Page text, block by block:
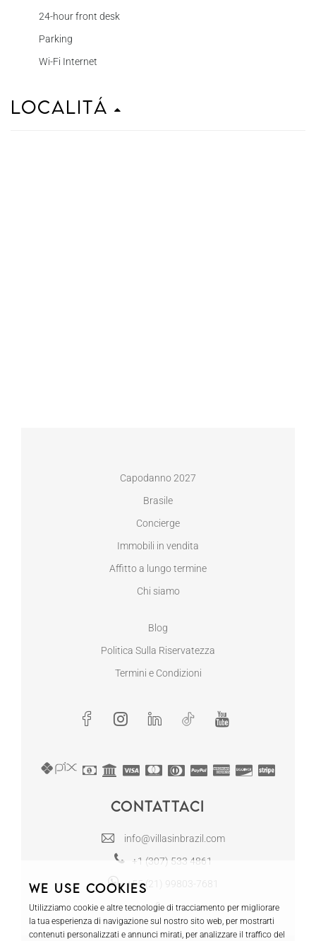
24-hour front desk
Parking
Wi-Fi Internet
Localitá
Capodanno 2027
Brasile
Concierge
Immobili in vendita
Affitto a lungo termine
Chi siamo
Blog
Politica Sulla Riservatezza
Termini e Condizioni
Contattaci
info@villasinbrazil.com
+1 (307) 533 4861
+55 (21) 99803-7681
We use cookies
Utilizziamo cookie e altre tecnologie di tracciamento per migliorare
la tua esperienza di navigazione sul nostro sito web, per mostrarti
contenuti personalizzati e annunci mirati, per analizzare il traffico del